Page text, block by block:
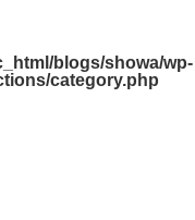
blogs/showa/wp-
category.php